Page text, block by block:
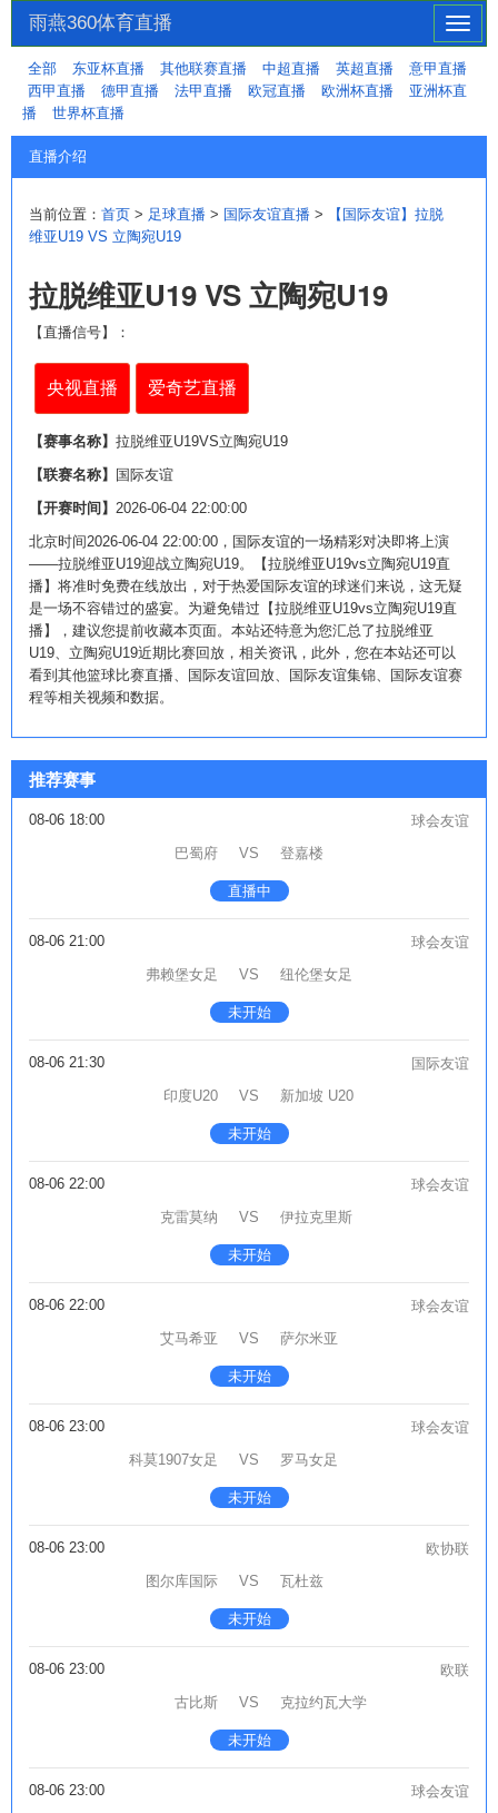
切
换
导
航
雨燕360体育直播
全部 东亚杯直播 其他联赛直播 中超直播 英超直播
意甲直播
西甲直播
德甲直播 法甲直播 欧冠直播 欧洲杯直播
亚洲杯直
播
世界杯直播
直播介绍
当前位置： 首页 > 足球直播 > 国际友谊直播 >
【国际友谊】拉脱
维亚U19 VS 立陶宛U19
拉脱维亚U19 VS 立陶宛U19
【直播信号】：
央视直播 爱奇艺直播
【赛事名称】 拉脱维亚U19VS立陶宛U19
【联赛名称】
国际友谊
【开赛时间】 2026-06-04 22:00:00
北京时间2026-06-04 22:00:00，国际友谊的一场精彩对决即将上演
——拉脱维亚U19迎战立陶宛U19。【拉脱维亚U19vs立陶宛U19直
播】将准时免费在线放出，对于热爱国际友谊的球迷们来说，这无疑
是一场不容错过的盛宴。为避免错过【拉脱维亚U19vs立陶宛U19直
播】，建议您提前收藏本页面。本站还特意为您汇总了拉脱维亚
U19、立陶宛U19近期比赛回放，相关资讯，此外，您在本站还可以
看到其他篮球比赛直播、国际友谊回放、国际友谊集锦、国际友谊赛
程等相关视频和数据。
推荐赛事
08-06 18:00
球会友谊
巴蜀府
VS 登嘉楼
直播中
08-06 21:00
球会友谊
弗赖堡女足
VS 纽伦堡女足
未开始
08-06 21:30
国际友谊
印度U20
VS 新加坡 U20
未开始
08-06 22:00
球会友谊
克雷莫纳
VS 伊拉克里斯
未开始
08-06 22:00
球会友谊
艾马希亚
VS 萨尔米亚
未开始
08-06 23:00
球会友谊
科莫1907女足
VS 罗马女足
未开始
08-06 23:00
欧协联
图尔库国际
VS 瓦杜兹
未开始
08-06 23:00
欧联
古比斯
VS 克拉约瓦大学
未开始
08-06 23:00
球会友谊